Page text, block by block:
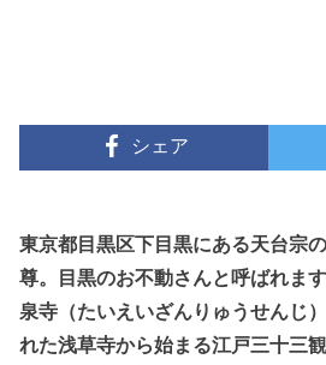
シェア
東京都目黒区下目黒にある天台宗
尊。目黒のお不動さんと呼ばれま
泉寺（たいえいざんりゅうせんじ
れた浅草寺から始まる江戸三十三